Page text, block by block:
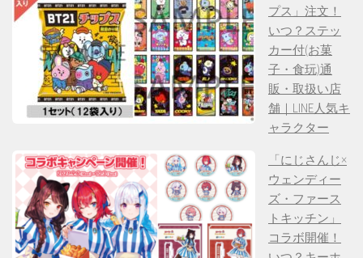
プス」注文！
いつ？ステッ
カー付(お菓
子・食玩)通
販・取扱い店
舗｜LINE人気キ
ャラクター
「にじさんじ×
ウェンディー
ズ・ファース
トキッチン」
コラボ開催！